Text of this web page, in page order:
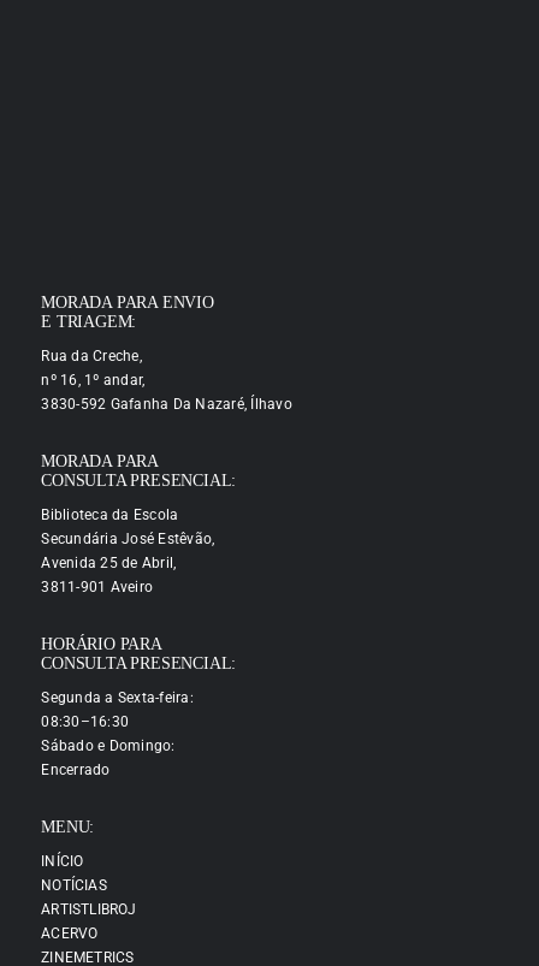
MORADA PARA ENVIO
E TRIAGEM:
Rua da Creche,
nº 16, 1º andar,
3830-592 Gafanha Da Nazaré, Ílhavo
MORADA PARA
CONSULTA PRESENCIAL:
Biblioteca da Escola
Secundária José Estêvão,
Avenida 25 de Abril,
3811-901 Aveiro
HORÁRIO PARA
CONSULTA PRESENCIAL:
Segunda a Sexta-feira:
08:30–16:30
Sábado e Domingo:
Encerrado
MENU:
INÍCIO
NOTÍCIAS
ARTISTLIBROJ
ACERVO
ZINEMETRICS